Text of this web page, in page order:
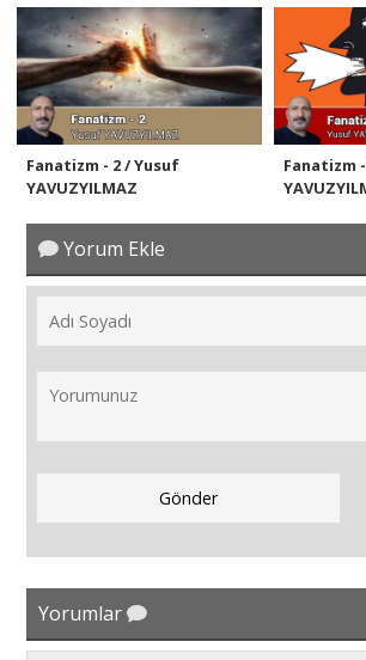
Fanatizm - 2 / Yusuf
YAVUZYILMAZ
Fanatizm
Yorum Ekle
Yorumlar